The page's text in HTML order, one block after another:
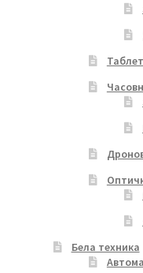
Бела техника